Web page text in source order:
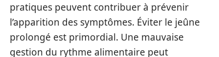
pratiques peuvent contribuer à prévenir
l’apparition des symptômes. Éviter le jeûne
prolongé est primordial. Une mauvaise
gestion du rythme alimentaire peut